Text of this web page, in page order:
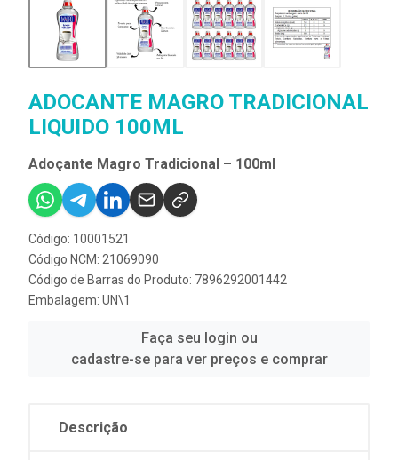
ADOCANTE MAGRO TRADICIONAL
LIQUIDO 100ML
Adoçante Magro Tradicional – 100ml
Código: 10001521
Código NCM: 21069090
Código de Barras do Produto: 7896292001442
Embalagem: UN\1
Faça seu login ou
cadastre-se para ver preços e comprar
Descrição